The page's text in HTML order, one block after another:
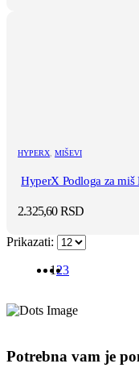
HYPERX MIŠEVI
HyperX Podloga za
2.325,60RSD
Prikazati:
123
Potrebna vam je